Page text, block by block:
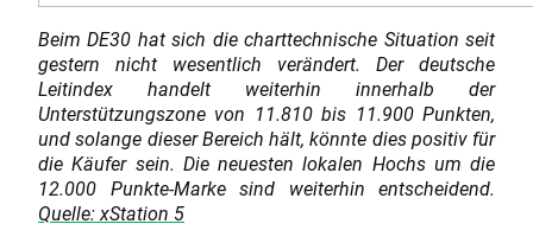
Beim DE30 hat sich die charttechnische Situation seit
gestern nicht wesentlich verändert. Der deutsche
Leitindex handelt weiterhin innerhalb der
Unterstützungszone von 11.810 bis 11.900 Punkten,
und solange dieser Bereich hält, könnte dies positiv für
die Käufer sein. Die neuesten lokalen Hochs um die
12.000 Punkte-Marke sind weiterhin entscheidend.
Quelle: xStation 5